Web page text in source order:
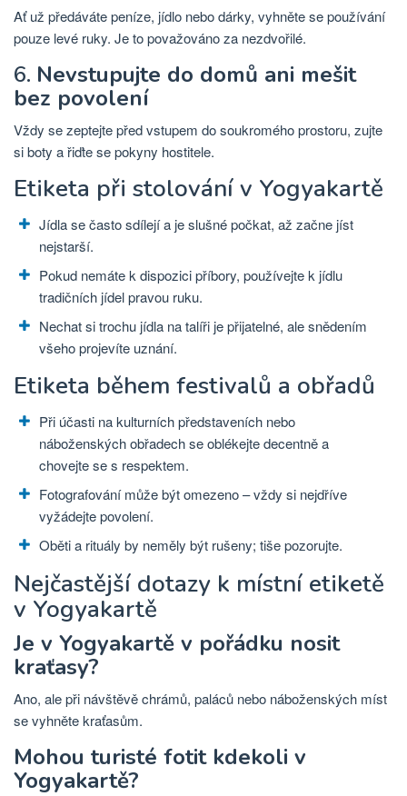
Ať už předáváte peníze, jídlo nebo dárky, vyhněte se používání
pouze levé ruky. Je to považováno za nezdvořilé.
6. Nevstupujte do domů ani mešit
bez povolení
Vždy se zeptejte před vstupem do soukromého prostoru, zujte
si boty a řiďte se pokyny hostitele.
Etiketa při stolování v Yogyakartě
Jídla se často sdílejí a je slušné počkat, až začne jíst
nejstarší.
Pokud nemáte k dispozici příbory, používejte k jídlu
tradičních jídel pravou ruku.
Nechat si trochu jídla na talíři je přijatelné, ale snědením
všeho projevíte uznání.
Etiketa během festivalů a obřadů
Při účasti na kulturních představeních nebo
náboženských obřadech se oblékejte decentně a
chovejte se s respektem.
Fotografování může být omezeno – vždy si nejdříve
vyžádejte povolení.
Oběti a rituály by neměly být rušeny; tiše pozorujte.
Nejčastější dotazy k místní etiketě
v Yogyakartě
Je v Yogyakartě v pořádku nosit
kraťasy?
Ano, ale při návštěvě chrámů, paláců nebo náboženských míst
se vyhněte kraťasům.
Mohou turisté fotit kdekoli v
Yogyakartě?